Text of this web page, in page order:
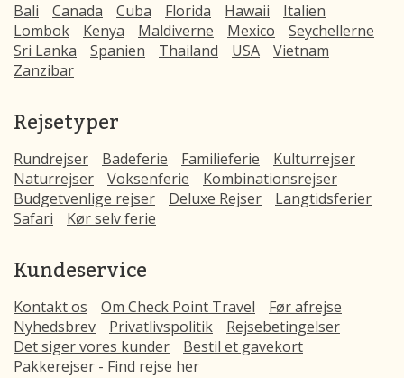
Bali Canada Cuba Florida Hawaii
Italien
Lombok
Kenya Maldiverne Mexico
Seychellerne
Sri Lanka
Spanien Thailand USA
Vietnam
Zanzibar
Rejsetyper
Rundrejser Badeferie Familieferie
Kulturrejser
Naturrejser
Voksenferie
Kombinationsrejser
Budgetvenlige rejser
Deluxe Rejser
Langtidsferier
Safari
Kør selv ferie
Kundeservice
Kontakt os Om Check Point Travel
Før afrejse
Nyhedsbrev
Privatlivspolitik
Rejsebetingelser
Det siger vores kunder
Bestil et gavekort
Pakkerejser - Find rejse her